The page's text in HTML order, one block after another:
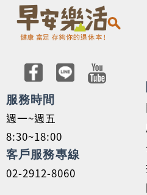
服務時間
週一~週五
8:30~18:00
客戶服務專線
02-2912-8060